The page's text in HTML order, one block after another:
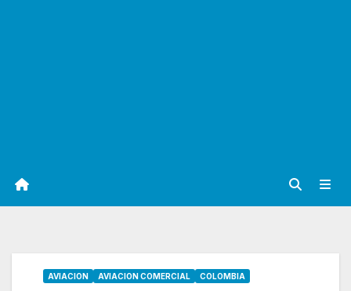
AVIACION AVIACION COMERCIAL COLOMBIA